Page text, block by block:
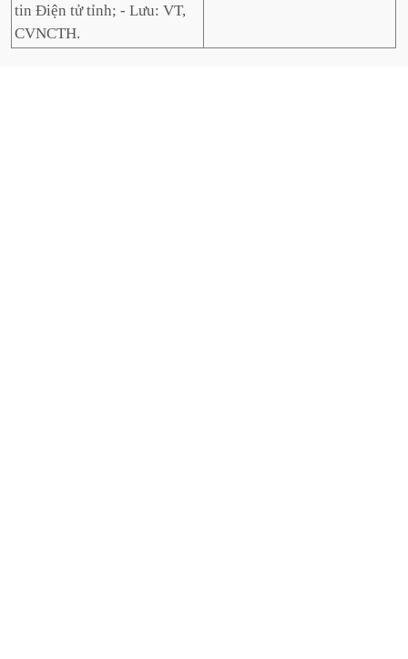
tin Điện tử tỉnh; - Lưu: VT,
CVNCTH.